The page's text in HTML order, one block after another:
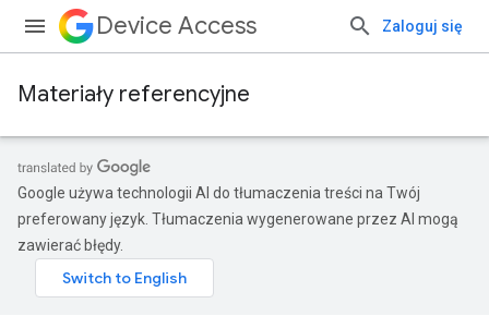
Device Access Zaloguj się
Materiały referencyjne
Google używa technologii AI do tłumaczenia treści na Twój
preferowany język. Tłumaczenia wygenerowane przez AI mogą
zawierać błędy.